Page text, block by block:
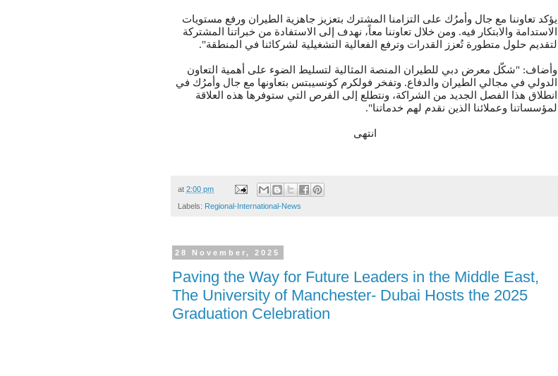
يؤكد تعاوننا مع جال وأمرُك على التزامنا المشترك بتعزيز جاهزية الطيران ورفع مستويات
الاستدامة والابتكار فيه. ومن خلال تعاوننا معاً، نهدف إلى الاستفادة من خبراتنا المشتركة
لتقديم حلول متطورة تُعزز القدرات وترفع الفعالية التشغيلية لشركائنا في المنطقة".
وأضاف: "شكّل معرض دبي للطيران المنصة المثالية لتسليط الضوء على أهمية التعاون
الدولي في مجالي الطيران والدفاع. وتفخر فولكرم كونسيبتس بتعاونها مع جال وأمرُك في
انطلاق هذا الفصل الجديد من الشراكة، ونتطلع إلى الفرص التي ستوفرها هذه العلاقة
لمؤسساتنا وعملائنا الذين نقدم لهم خدماتنا".
انتهى
at 2:00 pm
Labels: Regional-International-News
28 November, 2025
Paving the Way for Future Leaders in the Middle East,
The University of Manchester- Dubai Hosts the 2025
Graduation Celebration